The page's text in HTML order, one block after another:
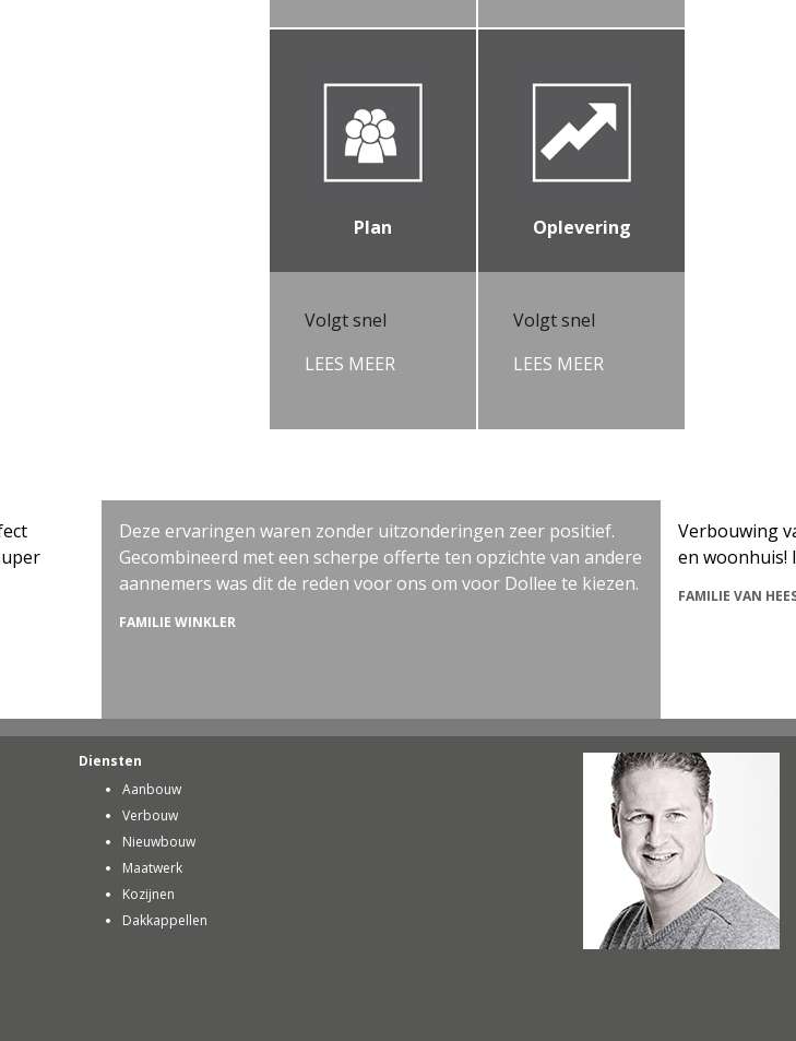
Plan
Volgt snel
LEES MEER
Oplevering
Volgt snel
LEES MEER
Deze ervaringen waren zonder uitzonderingen zeer positief.
Gecombineerd met een scherpe offerte ten opzichte van andere
aannemers was dit de reden voor ons om voor Dollee te kiezen.
Verbouwing van gehele
en woonhuis! In een woord:
FAMILIE VAN HEES
Diensten
Aanbouw
Verbouw
Nieuwbouw
Maatwerk
Kozijnen
Dakkappellen